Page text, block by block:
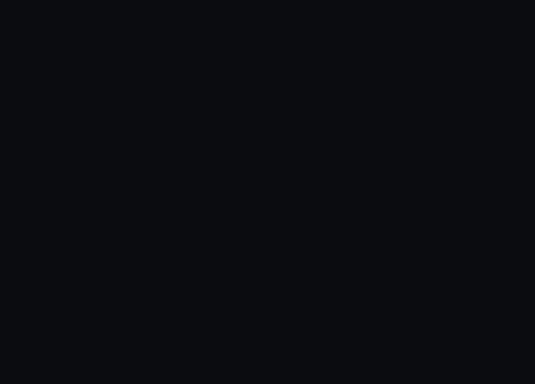
البعيد
المت...